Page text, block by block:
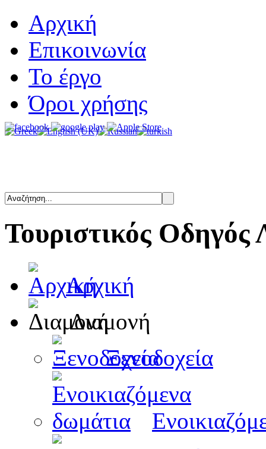
Αρχική
Επικοινωνία
Το έργο
Όροι χρήσης
Τουριστικός Οδηγός
Αρχική
Διαμονή
Ξενοδοχεία